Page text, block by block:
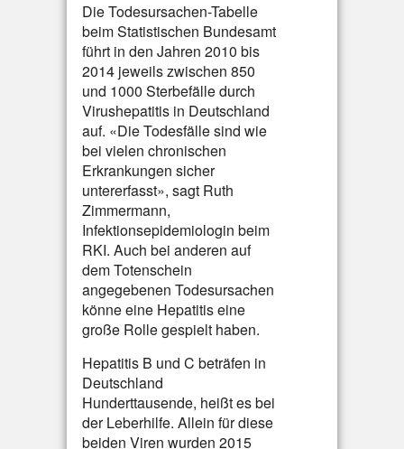
Die Todesursachen-Tabelle
beim Statistischen Bundesamt
führt in den Jahren 2010 bis
2014 jeweils zwischen 850
und 1000 Sterbefälle durch
Virushepatitis in Deutschland
auf. «Die Todesfälle sind wie
bei vielen chronischen
Erkrankungen sicher
untererfasst», sagt Ruth
Zimmermann,
Infektionsepidemiologin beim
RKI. Auch bei anderen auf
dem Totenschein
angegebenen Todesursachen
könne eine Hepatitis eine
große Rolle gespielt haben.
Hepatitis B und C beträfen in
Deutschland
Hunderttausende, heißt es bei
der Leberhilfe. Allein für diese
beiden Viren wurden 2015